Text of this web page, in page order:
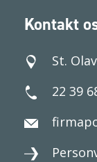
Kontakt
St.
22 39